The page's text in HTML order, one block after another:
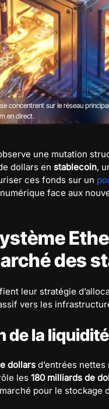
concentrent sur le réseau
en direct.
une mutation
dollars en stablecoin,
ces fonds sur un
face aux
des
leur stratégie
vers les
de la
dollars d’entrées nettes
les 180 milliards de
pour le stockage